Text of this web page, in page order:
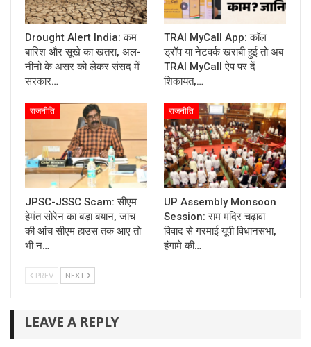
Drought Alert India: कम
बारिश और सूखे का खतरा, अल-
नीनो के असर को लेकर संसद में
सरकार…
TRAI MyCall App: कॉल
ड्रॉप या नेटवर्क खराबी हुई तो अब
TRAI MyCall ऐप पर दें
शिकायत,…
राजनीति
JPSC-JSSC Scam: सीएम
हेमंत सोरेन का बड़ा बयान, जांच
की आंच सीएम हाउस तक आए तो
भी न…
राजनीति
UP Assembly Monsoon
Session: राम मंदिर चढ़ावा
विवाद से गरमाई यूपी विधानसभा,
हंगामे की…
PREV NEXT
LEAVE A REPLY